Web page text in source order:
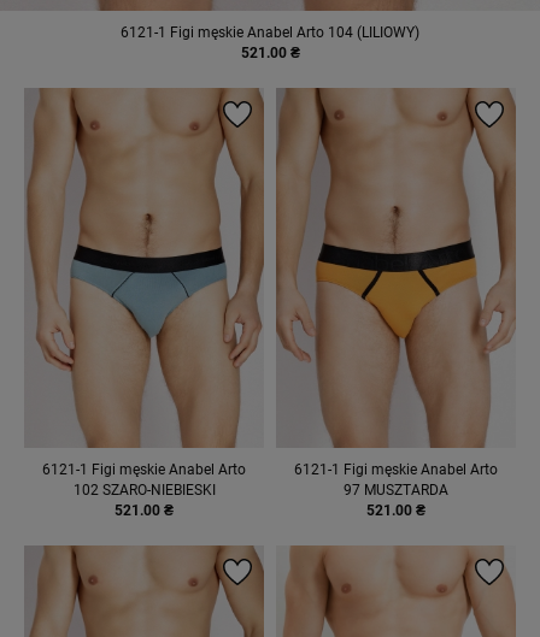
6121-1 Figi męskie Anabel Arto 104 (LILIOWY)
521.00 ₴
6121-1 Figi męskie Anabel Arto
102 SZARO-NIEBIESKI
521.00 ₴
6121-1 Figi męskie Anabel Arto
97 MUSZTARDA
521.00 ₴